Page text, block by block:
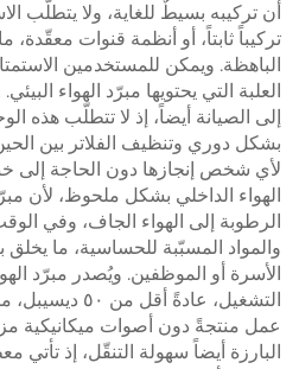
أن تركيبه بسيطٌ للغاية، ولا يتطلّب
تركيباً ثابتاً، أو أنظمة قنوات معقّدة،
الباهظة. ويمكن للمستخدمين
العلبة التي يحتويها مبرّد الهواء
إلى الصيانة أيضاً، إذ لا تتطلّب هذه
بشكل دوري وتنظيف الفلاتر بين
لأي شخص إنجازها دون الحاجة إلى
الهواء الداخلي بشكل ملحوظ، لأن
الرطوبة إلى الهواء الجاف، وفي
والمواد المسبّبة للحساسية، ما
الأسرة أو الموظفين. ويُصدر مبرّد
التشغيل، عادةً
عمل منتجةً دون أصوات ميكانيكية
البارزة أيضاً سهولة التنقّل، إذ تأتي